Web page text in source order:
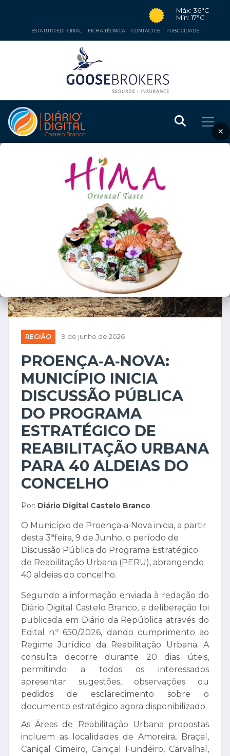
Máx: 36°C
Mín: 17°C
ESTATUTO EDITORIAL FICHA TÉCNICA CONTACTOS PUBLICIDADE
×
REGIÃO 9 de junho de 2026
PROENÇA‑A‑NOVA:
MUNICÍPIO INICIA
DISCUSSÃO PÚBLICA
DO PROGRAMA
ESTRATÉGICO DE
REABILITAÇÃO URBANA
PARA 40 ALDEIAS DO
CONCELHO
Por: Diário Digital Castelo Branco
O Município de Proença‑a‑Nova inicia, a partir
desta 3ªfeira, 9 de Junho, o período de
Discussão Pública do Programa Estratégico
de Reabilitação Urbana (PERU), abrangendo
40 aldeias do concelho.
Segundo a informação enviada à redação do
Diário Digital Castelo Branco, a deliberação foi
publicada em Diário da República através do
Edital n.º 650/2026, dando cumprimento ao
Regime Jurídico da Reabilitação Urbana. A
consulta decorre durante 20 dias úteis,
permitindo a todos os interessados
apresentar sugestões, observações ou
pedidos de esclarecimento sobre o
documento estratégico agora disponibilizado.
As Áreas de Reabilitação Urbana propostas
incluem as localidades de Amoreira, Braçal,
Caniçal Cimeiro, Caniçal Fundeiro, Carvalhal,